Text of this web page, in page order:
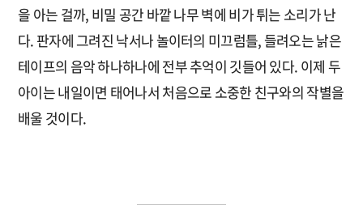
을 아는 걸까, 비밀 공간 바깥 나무 벽에 비가 튀는 소리가 난
다. 판자에 그려진 낙서나 놀이터의 미끄럼틀, 들려오는 낡은
테이프의 음악 하나하나에 전부 추억이 깃들어 있다. 이제 두
아이는 내일이면 태어나서 처음으로 소중한 친구와의 작별을
배울 것이다.